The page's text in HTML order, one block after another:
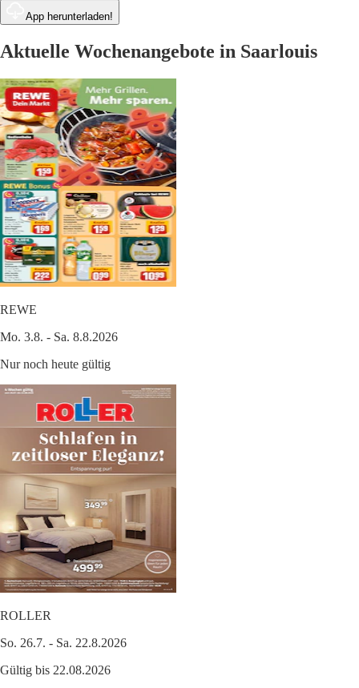
App herunterladen!
Aktuelle Wochenangebote in Saarlouis
REWE
Mo. 3.8. - Sa. 8.8.2026
Nur noch heute gültig
ROLLER
So. 26.7. - Sa. 22.8.2026
Gültig bis 22.08.2026